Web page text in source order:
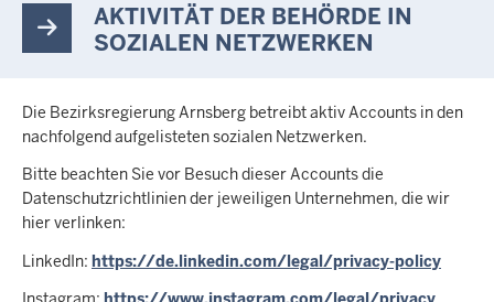
AKTIVITÄT DER BEHÖRDE IN
SOZIALEN NETZWERKEN
Die Bezirksregierung Arnsberg betreibt aktiv Accounts in den
nachfolgend aufgelisteten sozialen Netzwerken.
Bitte beachten Sie vor Besuch dieser Accounts die
Datenschutzrichtlinien der jeweiligen Unternehmen, die wir
hier verlinken:
LinkedIn: https://de.linkedin.com/legal/privacy-policy